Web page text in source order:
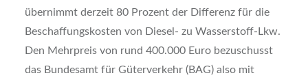
über­nimmt der­zeit 80 Pro­zent der Dif­fe­renz für die
Beschaf­fungs­kos­ten von Die­sel- zu Was­ser­stoff-Lkw.
Den Mehr­preis von rund 400.000 Euro bezu­schusst
das Bun­des­amt für Güter­ver­kehr (BAG) also mit